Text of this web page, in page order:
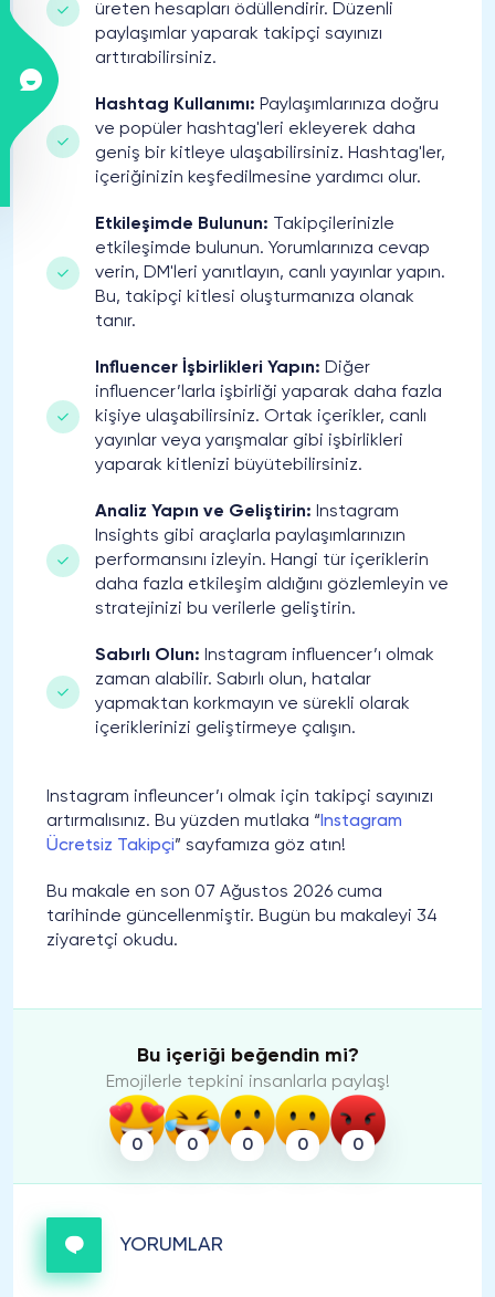
üreten hesapları ödüllendirir. Düzenli
paylaşımlar yaparak takipçi sayınızı
arttırabilirsiniz.
Hashtag Kullanımı: Paylaşımlarınıza doğru
ve popüler hashtag'leri ekleyerek daha
geniş bir kitleye ulaşabilirsiniz. Hashtag'ler,
içeriğinizin keşfedilmesine yardımcı olur.
Etkileşimde Bulunun:
Takipçilerinizle
etkileşimde bulunun. Yorumlarınıza cevap
verin, DM'leri yanıtlayın, canlı yayınlar yapın.
Bu, takipçi kitlesi oluşturmanıza olanak
tanır.
Influencer İşbirlikleri Yapın: Diğer
influencer’larla işbirliği yaparak daha fazla
kişiye ulaşabilirsiniz. Ortak içerikler, canlı
yayınlar veya yarışmalar gibi işbirlikleri
yaparak kitlenizi büyütebilirsiniz.
Analiz Yapın ve Geliştirin: Instagram
Insights gibi araçlarla paylaşımlarınızın
performansını izleyin. Hangi tür içeriklerin
daha fazla etkileşim aldığını gözlemleyin ve
stratejinizi bu verilerle geliştirin.
Sabırlı Olun: Instagram influencer’ı olmak
zaman alabilir. Sabırlı olun, hatalar
yapmaktan korkmayın ve sürekli olarak
içeriklerinizi geliştirmeye çalışın.
Instagram infleuncer’ı olmak için takipçi sayınızı
artırmalısınız. Bu yüzden mutlaka “ Instagram
Ücretsiz Takipçi” sayfamıza göz atın!
Bu makale en son 07 Ağustos 2026 cuma
tarihinde güncellenmiştir. Bugün bu makaleyi 34
ziyaretçi okudu.
Bu içeriği beğendin mi?
Emojilerle tepkini insanlarla paylaş!
0 0 0 0 0
YORUMLAR